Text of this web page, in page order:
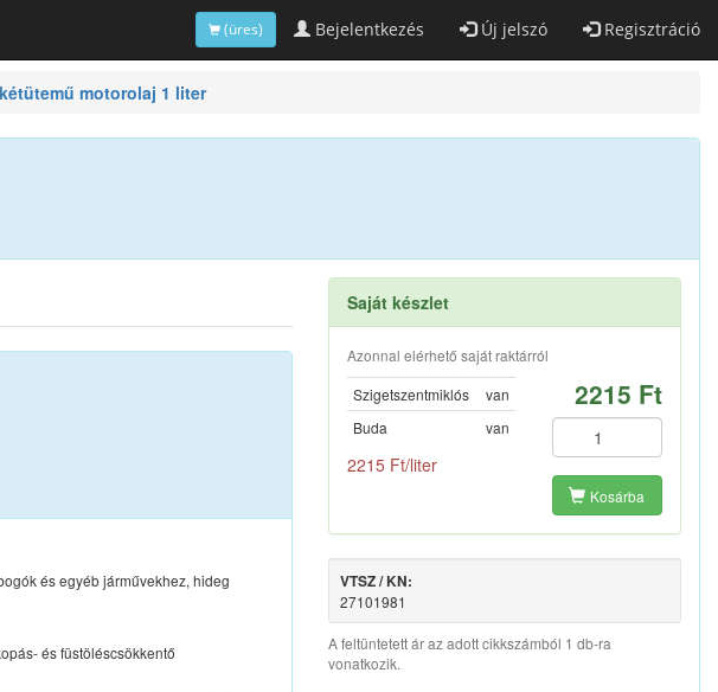
Bejelentkezés Új jelszó Regisztráció
(üres)
motorolaj 1 liter
és egyéb járművekhez, hideg
és füstöléscsökkentő
Saját készlet
Azonnal elérhető saját raktárról
Szigetszentmiklós
van
Buda
van
2215 Ft/liter
2215 Ft
Kosárba
VTSZ / KN:
27101981
A feltüntetett ár az adott cikkszámból 1 db-ra
vonatkozik.